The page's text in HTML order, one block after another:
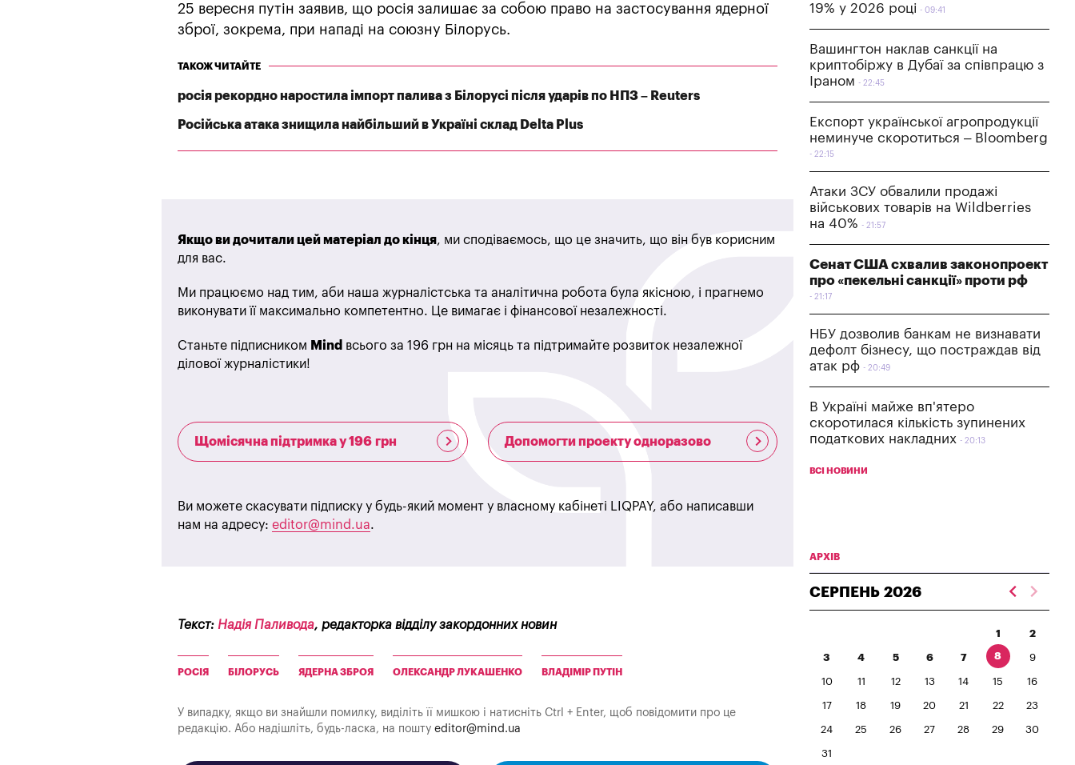
25 вересня путін заявив, що росія залишає за собою право на застосування ядерної
зброї, зокрема, при нападі на союзну Білорусь.
ТАКОЖ ЧИТАЙТЕ
росія рекордно наростила імпорт палива з Білорусі після ударів по НПЗ – Reuters
Російська атака знищила найбільший в Україні склад Delta Plus
Якщо ви дочитали цей матеріал до кінця, ми сподіваємось, що це значить, що він був корисним
для вас.
Ми працюємо над тим, аби наша журналістська та аналітична робота була якісною, і прагнемо
виконувати її максимально компетентно. Це вимагає і фінансової незалежності.
Станьте підписником Mind всього за 196 грн на місяць та підтримайте розвиток незалежної
ділової журналістики!
Щомісячна підтримка у 196 грн Допомогти проекту одноразово
Ви можете скасувати підписку у будь-який момент у власному кабінеті LIQPAY, або написавши
нам на адресу: editor@mind.ua.
Текст: Надія Паливода, редакторка відділу закордонних новин
РОСІЯ БІЛОРУСЬ ЯДЕРНА ЗБРОЯ ОЛЕКСАНДР ЛУКАШЕНКО ВЛАДІМІР ПУТІН
У випадку, якщо ви знайшли помилку, виділіть її мишкою і натисніть Ctrl + Enter, щоб повідомити про це
редакцію. Або надішліть, будь-ласка, на пошту editor@mind.ua
19% у 2026 році
09:41
Вашингтон наклав санкції на
криптобіржу в Дубаї за співпрацю з
Іраном
22:45
Експорт української агропродукції
неминуче скоротиться – Bloomberg
22:15
Атаки ЗСУ обвалили продажі
військових товарів на Wildberries
на 40%
21:57
Сенат США схвалив законопроект
про «пекельні санкції» проти рф
21:17
НБУ дозволив банкам не визнавати
дефолт бізнесу, що постраждав від
атак рф
20:49
В Україні майже вп'ятеро
скоротилася кількість зупинених
податкових накладних
20:13
ВСІ НОВИНИ
АРХІВ
СЕРПЕНЬ 2026
1 2
3 4 5 6 7 8 9
10 11 12 13 14 15 16
17 18 19 20 21 22 23
24 25 26 27 28 29 30
31